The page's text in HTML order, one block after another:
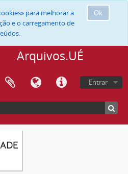
Ok
para melhorar a
e o carregamento de
Arquivos.UÉ
Entrar